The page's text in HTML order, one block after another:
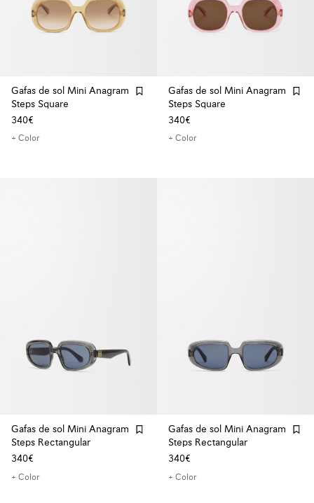
Gafas de sol Mini Anagram
Steps Square
340€
+ Color
Gafas de sol Mini Anagram
Steps Square
340€
+ Color
Gafas de sol Mini Anagram
Steps Rectangular
340€
+ Color
Gafas de sol Mini Anagram
Steps Rectangular
340€
+ Color